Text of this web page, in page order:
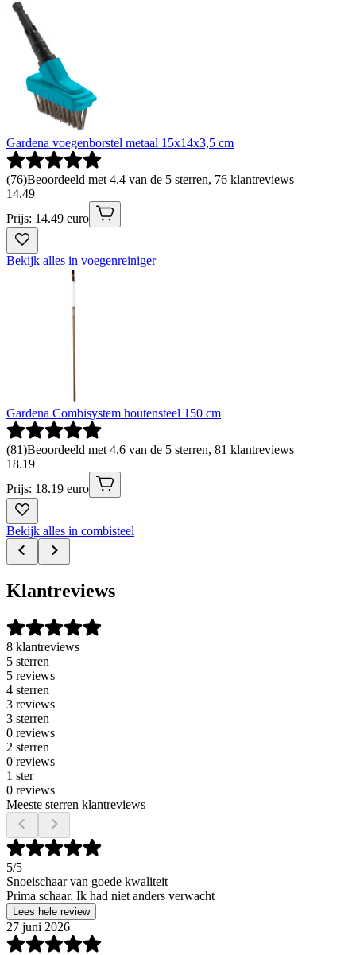
Gardena voegenborstel metaal 15x14x3,5 cm
(76)Beoordeeld met 4.4 van de 5 sterren, 76 klantreviews
14.49
Prijs: 14.49 euro
Bekijk alles in voegenreiniger
Gardena Combisystem houtensteel 150 cm
(81)Beoordeeld met 4.6 van de 5 sterren, 81 klantreviews
18.19
Prijs: 18.19 euro
Bekijk alles in combisteel
Klantreviews
8 klantreviews
5 sterren
5 reviews
4 sterren
3 reviews
3 sterren
0 reviews
2 sterren
0 reviews
1 ster
0 reviews
Meeste sterren klantreviews
5/5
Snoeischaar van goede kwaliteit
Prima schaar. Ik had niet anders verwacht
Lees hele review
27 juni 2026